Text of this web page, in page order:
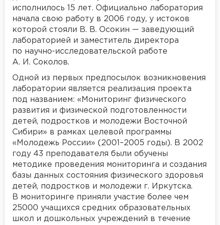
исполнилось 15 лет. Официально лаборатория
начала свою работу в 2006 году, у истоков
которой стояли В. В. Осокин — заведующий
лабораторией и заместитель директора
по научно-исследовательской работе
А. И. Соколов.
Одной из первых предпосылок возникновения
лаборатории является реализация проекта
под названием: «Мониторинг физического
развития и физической подготовленности
детей, подростков и молодежи Восточной
Сибири» в рамках целевой программы
«Молодежь России» (2001–2005 годы). В 2002
году 43 преподавателя были обучены
методике проведения мониторинга и создания
базы данных состояния физического здоровья
детей, подростков и молодежи г. Иркутска.
В мониторинге приняли участие более чем
25000 учащихся средних образовательных
школ и дошкольных учреждений в течение